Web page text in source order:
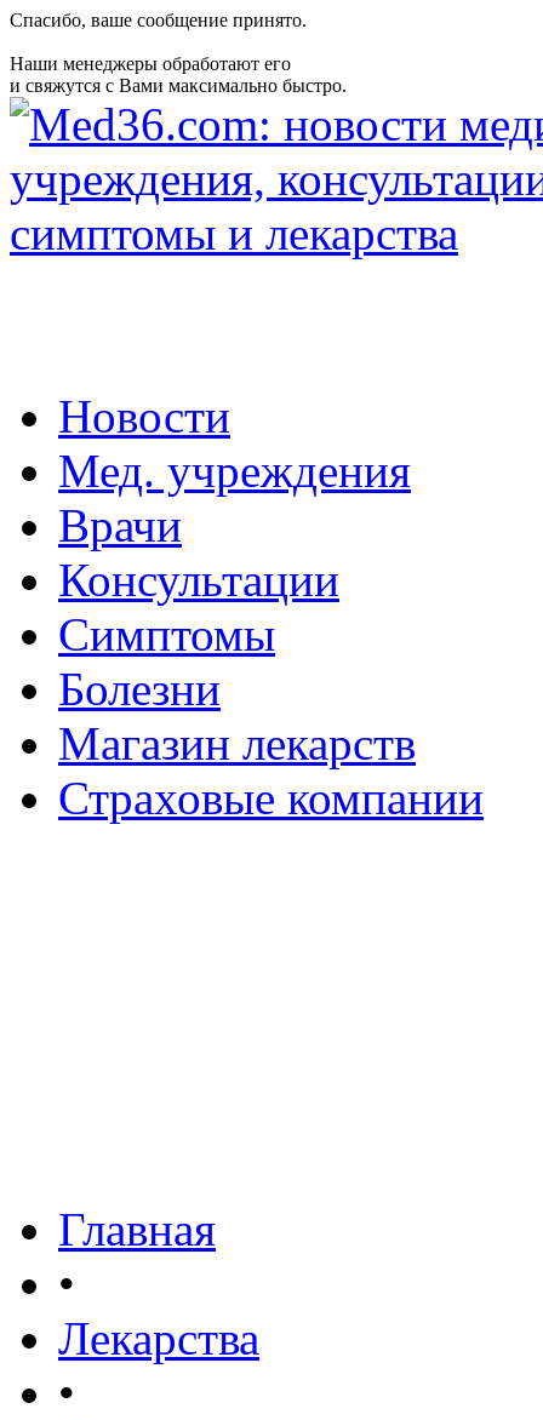
Спасибо, ваше сообщение принято.
Наши менеджеры обработают его
и свяжутся с Вами максимально быстро.
Новости
Мед. учреждения
Врачи
Консультации
Симптомы
Болезни
Магазин лекарств
Страховые компании
Главная
•
Лекарства
•